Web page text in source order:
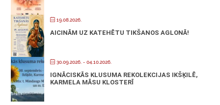
19.08.2026.
AICINĀM UZ KATEHĒTU TIKŠANOS AGLONĀ!
30.09.2026. - 04.10.2026.
IGNĀCISKĀS KLUSUMA REKOLEKCIJAS IKŠĶILĒ,
KARMELA MĀSU KLOSTERĪ